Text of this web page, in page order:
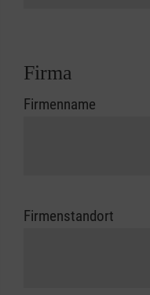
Firma
Firmenname
Firmenstandort